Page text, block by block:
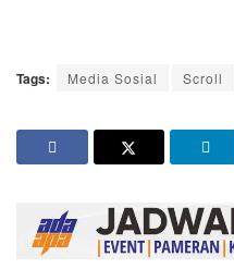
Tags: Media Sosial Scroll